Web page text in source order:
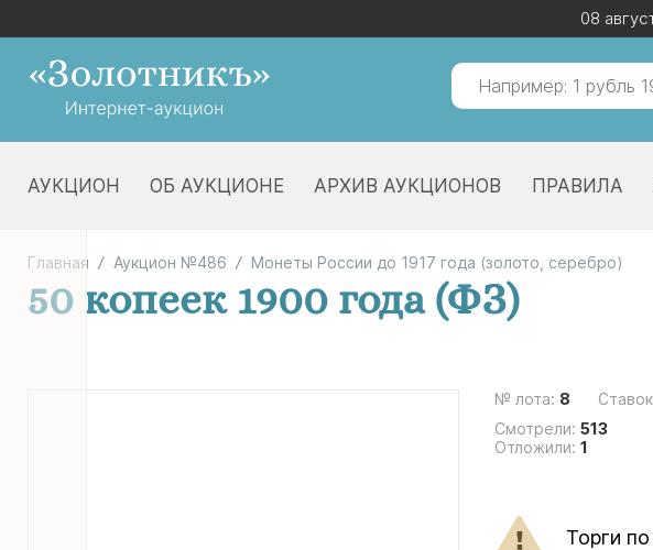
08
АУКЦИОН ОБ АУКЦИОНЕ АРХИВ АУКЦИОНОВ ПРАВИЛА
08
Главная Аукцион №486 Монеты России до 1917 года (золото, серебро)
50 копеек 1900 года (ФЗ)
№ лота: 8
Смотрели: 513
Отложили: 1
Торги